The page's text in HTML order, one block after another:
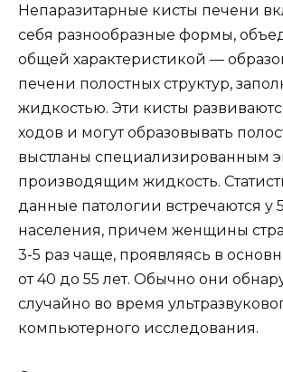
Непаразитарные кисты печени
себя разнообразные формы,
общей характеристикой —
печени полостных структур,
жидкостью. Эти кисты
ходов и могут образовывать
выстланы специализированным
производящим жидкость.
данные патологии встречаются у
населения, причем женщины
3-5 раз чаще, проявляясь в
от 40 до 55 лет. Обычно они
случайно во время
компьютерного исследования.